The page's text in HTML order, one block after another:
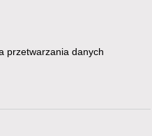
przetwarzania danych